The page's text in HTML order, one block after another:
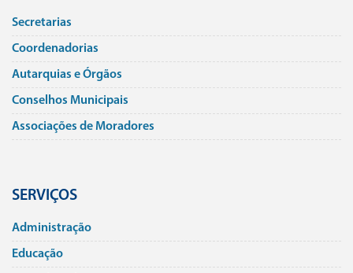
Secretarias
Coordenadorias
Autarquias e Órgãos
Conselhos Municipais
Associações de Moradores
SERVIÇOS
Administração
Educação